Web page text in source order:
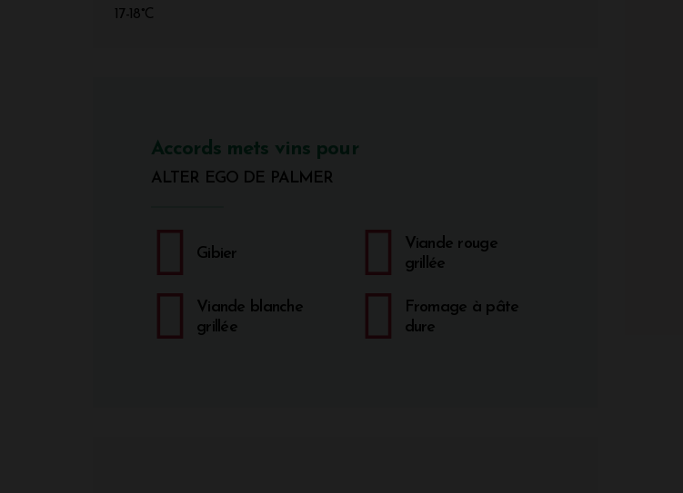
17-18°C
Accords mets vins pour
ALTER EGO DE PALMER
Gibier
Viande rouge
grillée
Viande blanche
grillée
Fromage à pâte
dure